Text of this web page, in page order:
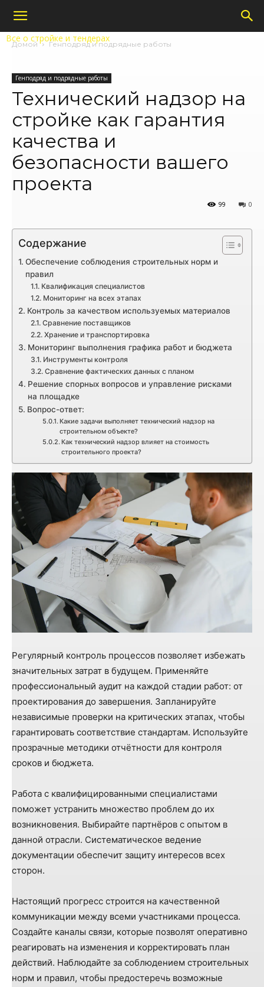
Все о стройке и тендерах
Домой Генподряд и подрядные работы
Генподряд и подрядные работы
Технический надзор на
стройке как гарантия
качества и
безопасности вашего
проекта
0
99
Содержание
Обеспечение соблюдения строительных норм и
правил
Квалификация специалистов
Мониторинг на всех этапах
Контроль за качеством используемых материалов
Сравнение поставщиков
Хранение и транспортировка
Мониторинг выполнения графика работ и бюджета
Инструменты контроля
Сравнение фактических данных с планом
Решение спорных вопросов и управление рисками
на площадке
Вопрос-ответ:
Какие задачи выполняет технический надзор на
строительном объекте?
Как технический надзор влияет на стоимость
строительного проекта?
Регулярный контроль процессов позволяет избежать
значительных затрат в будущем. Применяйте
профессиональный аудит на каждой стадии работ: от
проектирования до завершения. Запланируйте
независимые проверки на критических этапах, чтобы
гарантировать соответствие стандартам. Используйте
прозрачные методики отчётности для контроля
сроков и бюджета.
Работа с квалифицированными специалистами
поможет устранить множество проблем до их
возникновения. Выбирайте партнёров с опытом в
данной отрасли. Систематическое ведение
документации обеспечит защиту интересов всех
сторон.
Настоящий прогресс строится на качественной
коммуникации между всеми участниками процесса.
Создайте каналы связи, которые позволят оперативно
реагировать на изменения и корректировать план
действий. Наблюдайте за соблюдением строительных
норм и правил, чтобы предостеречь возможные